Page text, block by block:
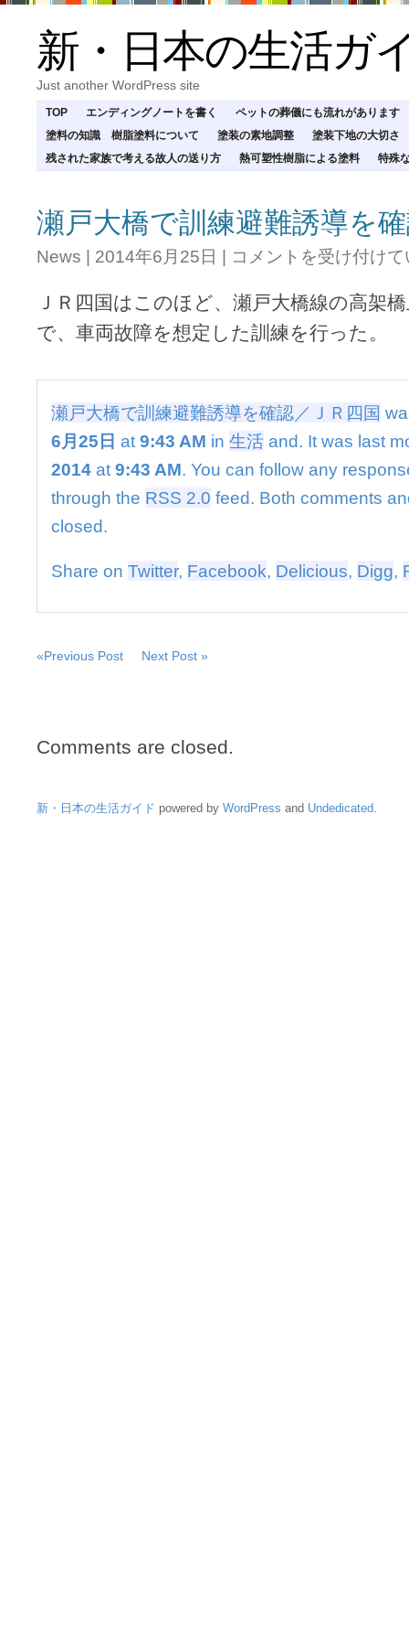
新・日本の生活ガ
Just another WordPress site
TOP エンディングノートを書く
ペットの葬儀にも流れがあります
塗料の知識 樹脂塗料について
塗装の素地調整
塗装下地の大切さ
残された家族で考える故人の送り方
熱可塑性樹脂による塗料 特殊
瀬戸大橋で訓練避難誘導を
News | 2014年6月25日 | 瀬
橋
で
訓
避
誘
導
を
確
／
国
コメントを受け付け
ＪＲ四国はこのほど、瀬戸大橋線の高架
で、車両故障を想定した訓練を行った。
瀬戸大橋で訓練避難誘導を確認／ＪＲ四国
6月25日 at 9:43 AM in 生活 and. It was last
2014 at 9:43 AM. You can follow any
through the RSS 2.0 feed. Both comments
closed.
Share on Twitter, Facebook, Delicious, Digg,
«Previous Post Next Post »
Comments are closed.
新・日本の生活ガイド powered by WordPress and Undedicated.